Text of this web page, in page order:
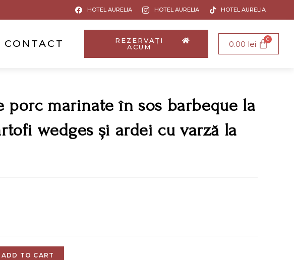
HOTEL AURELIA HOTEL AURELIA HOTEL AURELIA
CONTACT
REZERVAȚI
ACUM
0.00 lei
porc marinate în sos barbeque la
wedges și ardei cu varză la
ADD TO CART